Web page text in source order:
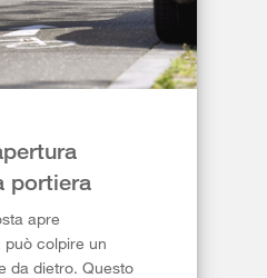
portiera
apre
può colpire un
da dietro. Questo